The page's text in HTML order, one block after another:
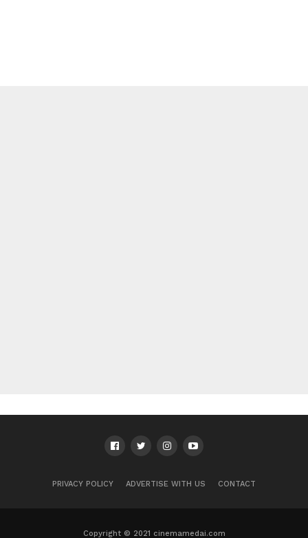
PRIVACY POLICY ADVERTISE WITH US CONTACT
Copyright © 2021 cinemamedai.com